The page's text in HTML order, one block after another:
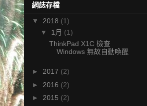
網誌存檔
▼ 2018 (1)
▼ 1月 (1)
ThinkPad X1C 檢查
Windows 無故自動喚醒
► 2017 (2)
► 2016 (2)
► 2015 (2)